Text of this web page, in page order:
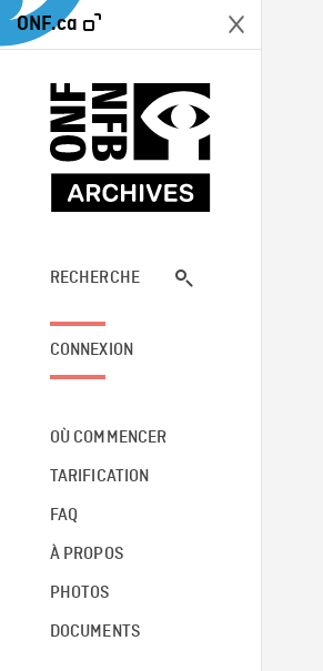
ONF.ca
RECHERCHE
CONNEXION
OÙ COMMENCER
TARIFICATION
FAQ
À PROPOS
PHOTOS
DOCUMENTS